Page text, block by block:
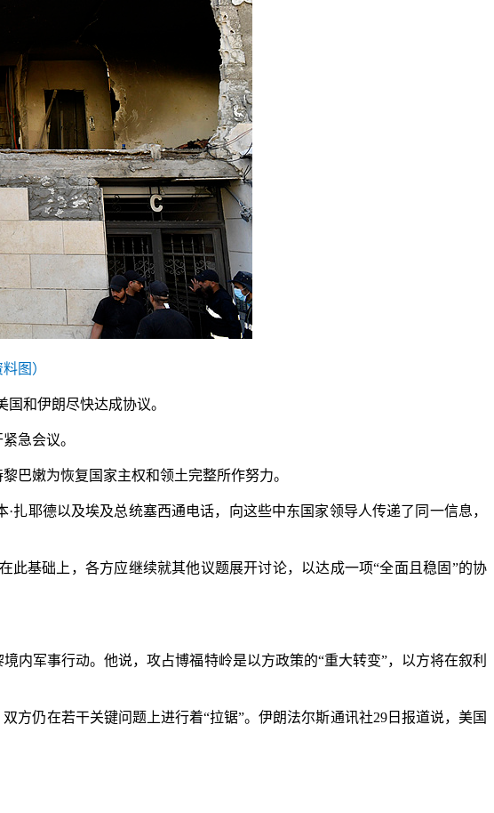
图）
和伊朗尽快达成协议。
急会议。
嫩为恢复国家主权和领土完整所作努力。
耶德以及埃及总统塞西通电话，向这些中东国家领导人传递了同一信息，
基础上，各方应继续就其他议题展开讨论，以达成一项“全面且稳固”的协
军事行动。他说，攻占博福特岭是以方政策的“重大转变”，以方将在叙利
仍在若干关键问题上进行着“拉锯”。伊朗法尔斯通讯社29日报道说，美国